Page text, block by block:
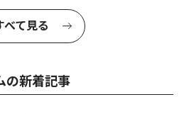
べて見る
の新着記事